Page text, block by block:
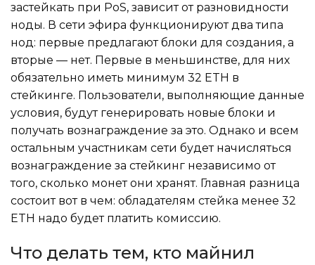
застейкать при PoS, зависит от разновидности
ноды. В сети эфира функционируют два типа
нод: первые предлагают блоки для создания, а
вторые — нет. Первые в меньшинстве, для них
обязательно иметь минимум 32 ETH в
стейкинге. Пользователи, выполняющие данные
условия, будут генерировать новые блоки и
получать вознаграждение за это. Однако и всем
остальным участникам сети будет начисляться
вознаграждение за стейкинг независимо от
того, сколько монет они хранят. Главная разница
состоит вот в чем: обладателям стейка менее 32
ETH надо будет платить комиссию.
Что делать тем, кто майнил